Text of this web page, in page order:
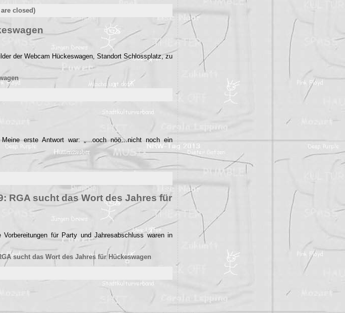
closed)
der Webcam Hückeswagen, Standort Schlossplatz, zu
erste Antwort war: „…ooch nöö…nicht noch ein
RGA sucht das Wort des Jahres für
für Party und Jahresabschluss waren in
sucht das Wort des Jahres für Hückeswagen